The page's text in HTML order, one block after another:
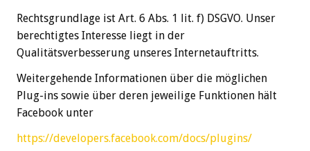
Rechtsgrundlage ist Art. 6 Abs. 1 lit. f) DSGVO. Unser
berechtigtes Interesse liegt in der
Qualitätsverbesserung unseres Internetauftritts.
Weitergehende Informationen über die möglichen
Plug-ins sowie über deren jeweilige Funktionen hält
Facebook unter
https://developers.facebook.com/docs/plugins/